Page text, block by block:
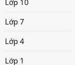
Lớp 10
Lớp 7
Lớp 4
Lớp 1